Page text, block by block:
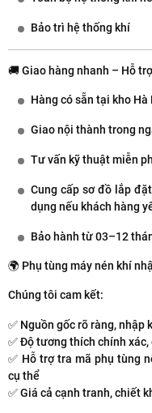
Bảo trì hệ thống khí
🚚 Giao hàng nhanh – Hỗ
Hàng có sẵn tại kho Hà
Giao nội thành trong
Tư vấn kỹ thuật miễn
Cung cấp sơ đồ lắp đặt
dụng nếu khách hàng
Bảo hành từ03–12
🌍 Phụ tùng máy nén khí
Chúng tôi cam kết:
✅ Nguồn gốc rõ ràng, nhập
✅Độ tương thích chính xác,
✅ Hỗ trợ tra mã phụ tùng
cụ thể
✅Giá cả cạnh tranh, chiết